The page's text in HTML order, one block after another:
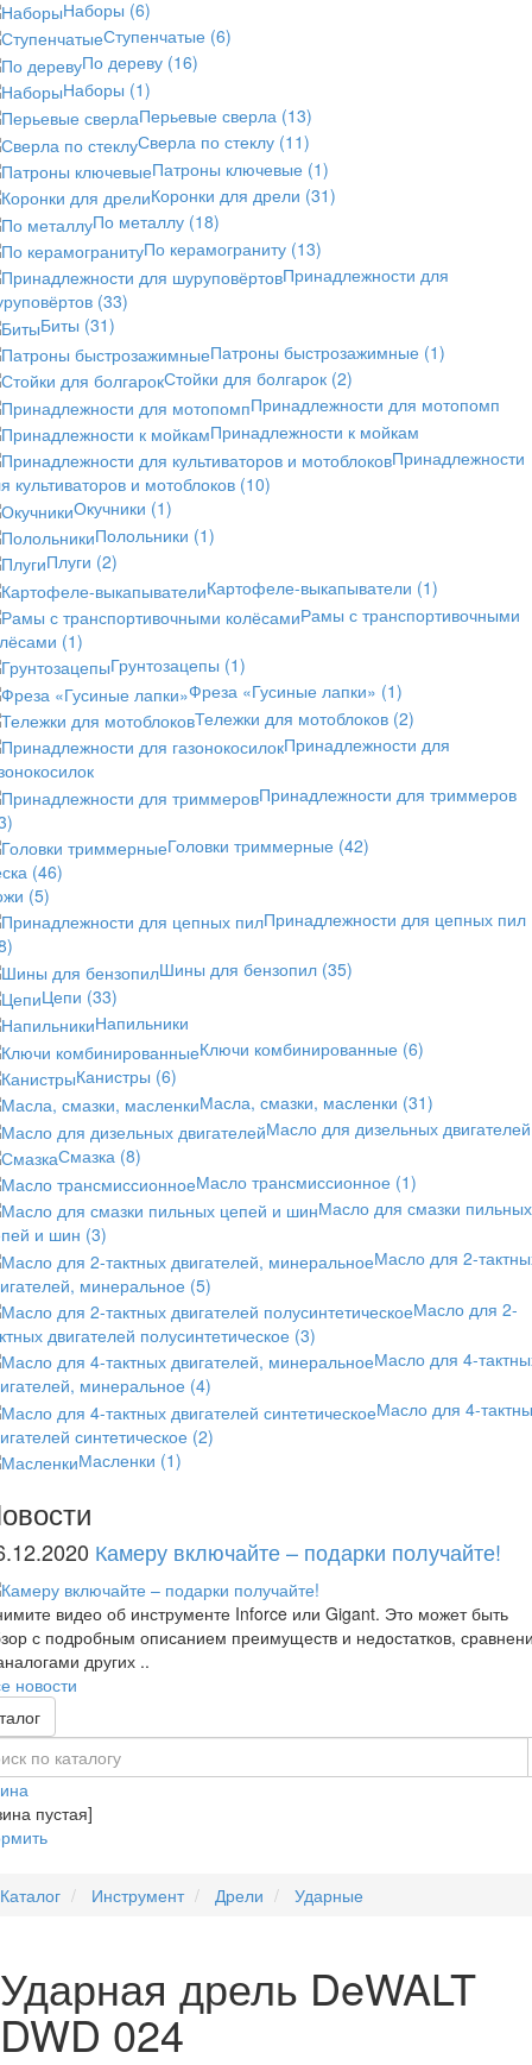
Наборы (6)
Ступенчатые (6)
По дереву (16)
Наборы (1)
Перьевые сверла (13)
Сверла по стеклу (11)
Патроны ключевые (1)
Коронки для дрели (31)
По металлу (18)
По керамограниту (13)
Принадлежности для
(33)
Биты (31)
Патроны быстрозажимные (1)
Стойки для болгарок (2)
Принадлежности для мотопомп
Принадлежности к мойкам
Принадлежности
культиваторов и мотоблоков (10)
Окучники (1)
Полольники (1)
Плуги (2)
Картофеле-выкапыватели (1)
Рамы с транспортивочными
(1)
Грунтозацепы (1)
Фреза «Гусиные лапки» (1)
Тележки для мотоблоков (2)
Принадлежности для
Принадлежности для триммеров
Головки триммерные (42)
(46)
(5)
Принадлежности для цепных пил
Шины для бензопил (35)
Цепи (33)
Напильники
Ключи комбинированные (6)
Канистры (6)
Масла, смазки, масленки (31)
Масло для дизельных двигателей
Смазка (8)
Масло трансмиссионное (1)
Масло для смазки пильных
и шин (3)
Масло для 2-
минеральное (5)
Масло для 2-
двигателей полусинтетическое (3)
Масло для 4-
минеральное (4)
Масло для 4-
синтетическое (2)
Масленки (1)
Камеру включайте – подарки получайте!
видео об инструменте Inforce или Gigant. Это может быть
с подробным описанием преимуществ и недостатков,
других ..
новости
пустая]
Каталог Инструмент Дрели Ударные
Ударная дрель DeWALT
DWD 024